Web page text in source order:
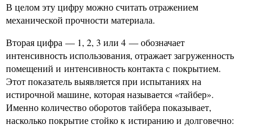
В целом эту цифру можно считать отражением
механической прочности материала.
Вторая цифра — 1, 2, 3 или 4 — обозначает
интенсивность использования, отражает загруженность
помещений и интенсивность контакта с покрытием.
Этот показатель выявляется при испытаниях на
истирочной машине, которая называется «тайбер».
Именно количество оборотов тайбера показывает,
насколько покрытие стойко к истиранию и долговечно: